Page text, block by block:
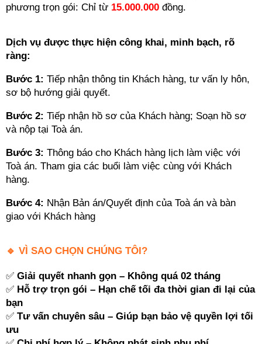
phương trọn gói: Chỉ từ 15.000.000 đồng.
Dịch vụ được thực hiện công khai, minh bạch, rõ
ràng:
Bước 1: Tiếp nhận thông tin Khách hàng, tư vấn ly hôn,
sơ bộ hướng giải quyết.
Bước 2: Tiếp nhận hồ sơ của Khách hàng; Soạn hồ sơ
và nộp tại Toà án.
Bước 3: Thông báo cho Khách hàng lịch làm việc với
Toà án. Tham gia các buổi làm việc cùng với Khách
hàng.
Bước 4: Nhận Bản án/Quyết định của Toà án và bàn
giao với Khách hàng
🔹 VÌ SAO CHỌN CHÚNG TÔI?
✅ Giải quyết nhanh gọn – Không quá 02 tháng
✅ Hỗ trợ trọn gói – Hạn chế tối đa thời gian đi lại của
bạn
✅ Tư vấn chuyên sâu – Giúp bạn bảo vệ quyền lợi tối
ưu